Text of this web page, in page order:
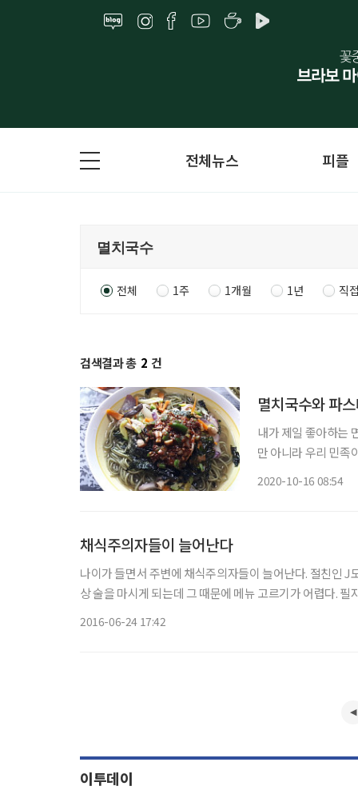
전체뉴스 피플
전체 1주 1개월 1년 직
검색결과 총 2 건
멸치국수와 파
내가 제일 좋아하는
만 아니라 우리 민족
2020-10-16 08:54
채식주의자들이 늘어난다
나이가 들면서 주변에 채식주의자들이 늘어난다. 절친인
상 술을 마시게 되는데 그 때문에 메뉴 고르기가 어렵다.
2016-06-24 17:42
이투데이